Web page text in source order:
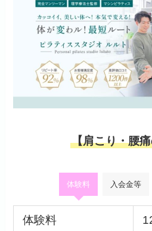
【肩こり・腰
体験料 入会金等
体験料